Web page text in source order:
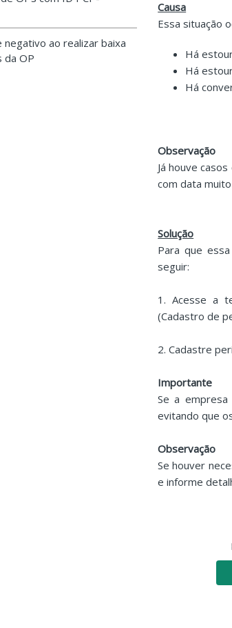
ao realizar baixa
da OP
Causa
Essa situação
Há
Há
Há
Observação
Já houve
com data
Solução
Para que
seguir:
1. Acesse a
(Cadastro de
2. Cadastre
Importante
Se a
evitando que
Observação
Se houver
e informe